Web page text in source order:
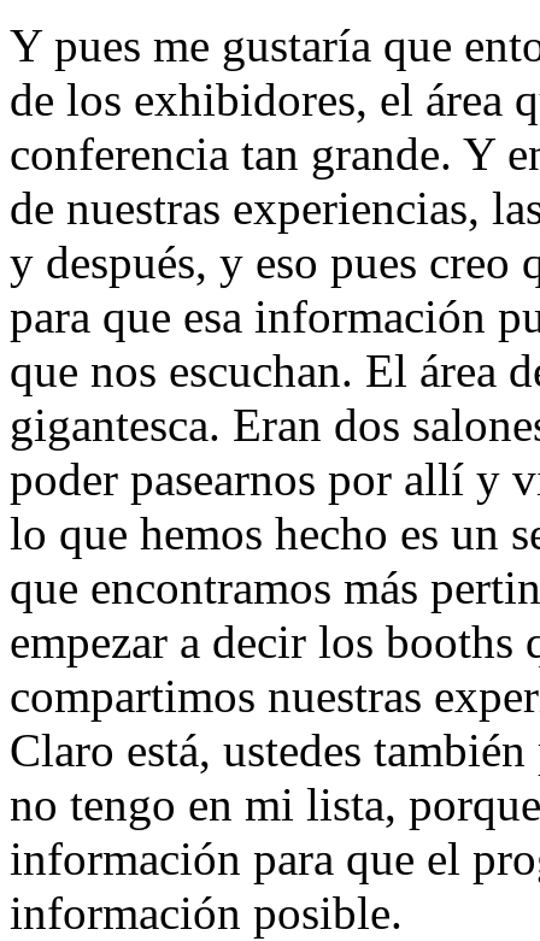
Y pues me gustaría que
de los exhibidores, el área
conferencia tan grande. Y
de nuestras experiencias,
y después, y eso pues
para que esa información
que nos escuchan. El área
gigantesca. Eran dos
poder pasearnos por allí y
lo que hemos hecho es un
que encontramos más
empezar a decir los booths
compartimos nuestras
Claro está, ustedes
no tengo en mi lista,
información para que el
información posible.